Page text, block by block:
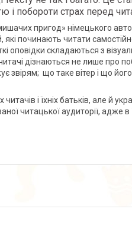
і побороти страх перед
пригод» німецького
які починають читати
оповідки складаються з
дізнаються не лише про
звірям; що таке вітер і що
і їхніх батьків, але й
читацької аудиторії, адже